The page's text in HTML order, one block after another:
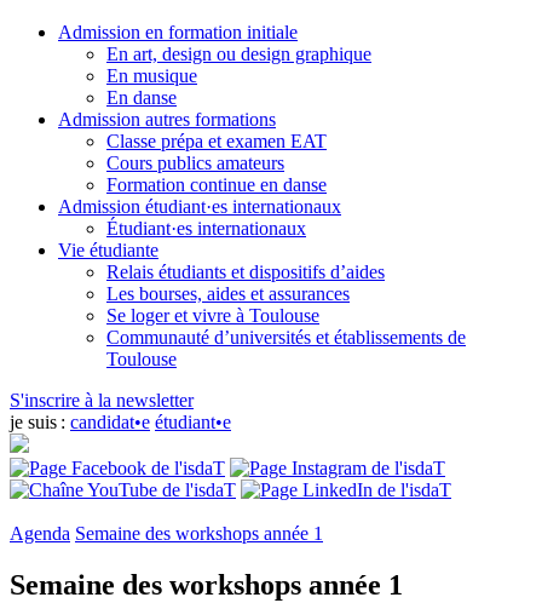
Admission en formation initiale
En art, design ou design graphique
En musique
En danse
Admission autres formations
Classe prépa et examen EAT
Cours publics amateurs
Formation continue en danse
Admission étudiant·es internationaux
Étudiant·es internationaux
Vie étudiante
Relais étudiants et dispositifs d’aides
Les bourses, aides et assurances
Se loger et vivre à Toulouse
Communauté d’universités et établissements de
Toulouse
S'inscrire à la newsletter
je suis : candidat•e étudiant•e
Agenda Semaine des workshops année 1
Semaine des workshops année 1